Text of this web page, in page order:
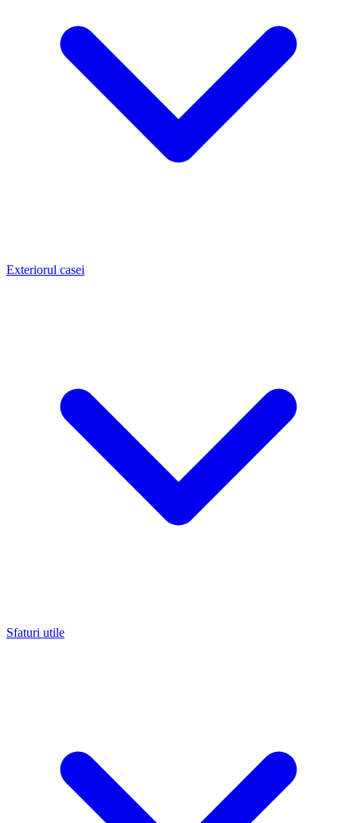
Exteriorul casei
Sfaturi utile